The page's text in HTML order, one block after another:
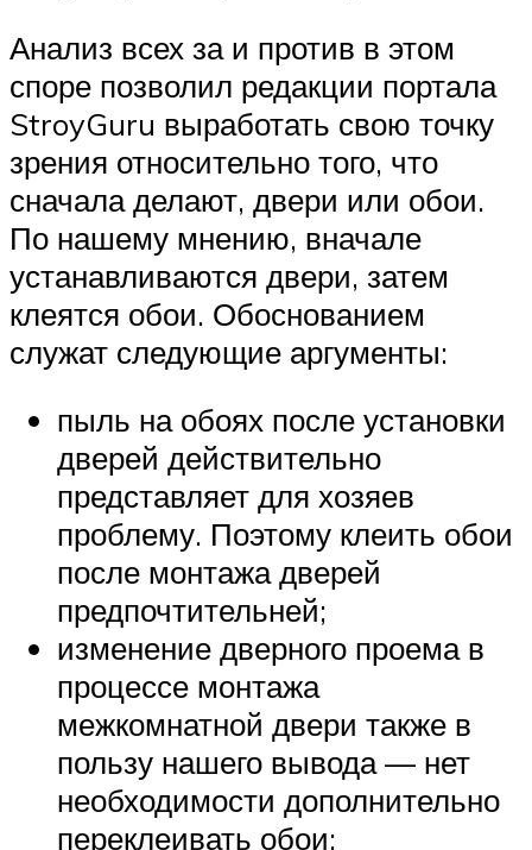
Анализ всех за и против в этом
споре позволил редакции портала
StroyGuru выработать свою точку
зрения относительно того, что
сначала делают, двери или обои.
По нашему мнению, вначале
устанавливаются двери, затем
клеятся обои. Обоснованием
служат следующие аргументы:
пыль на обоях после установки
дверей действительно
представляет для хозяев
проблему. Поэтому клеить обои
после монтажа дверей
предпочтительней;
изменение дверного проема в
процессе монтажа
межкомнатной двери также в
пользу нашего вывода — нет
необходимости дополнительно
переклеивать обои;